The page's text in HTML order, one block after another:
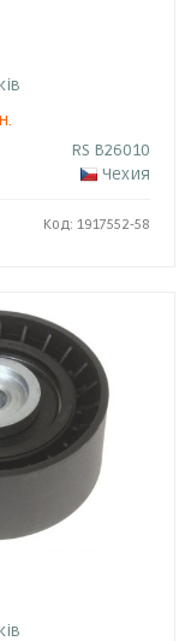
RS B26010
Чехия
Код: 1917552-58